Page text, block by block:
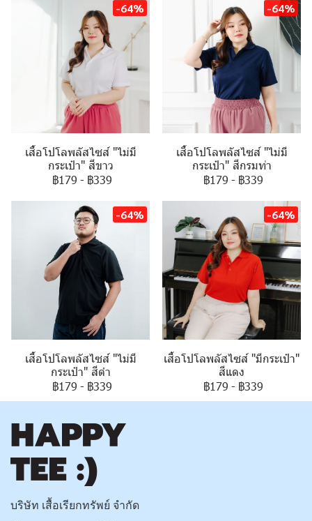
-64%
เสื้อโปโลพลัสไซส์ "ไม่มี
กระเป๋า" สีขาว
฿179 - ฿339
-64%
เสื้อโปโลพลัสไซส์ "ไม่มี
กระเป๋า" สีกรมท่า
฿179 - ฿339
-64%
เสื้อโปโลพลัสไซส์ "ไม่มี
กระเป๋า" สีดำ
฿179 - ฿339
-64%
เสื้อโปโลพลัสไซส์ "มีกระเป๋า"
สีแดง
฿179 - ฿339
บริษัท เสื้อเรียกทรัพย์ จำกัด